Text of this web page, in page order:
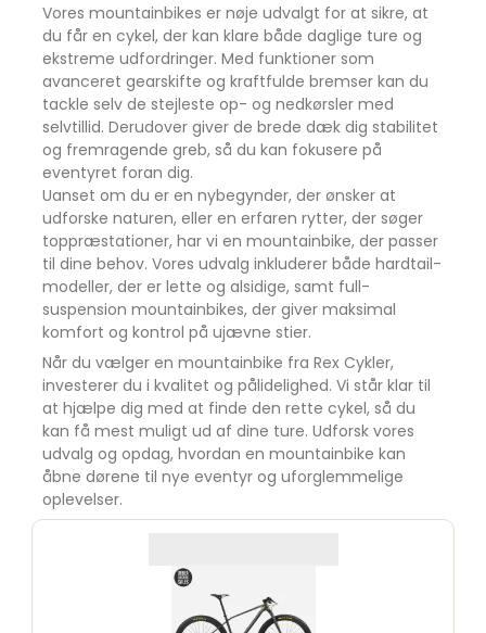
Vores mountainbikes er nøje udvalgt for at sikre, at
du får en cykel, der kan klare både daglige ture og
ekstreme udfordringer. Med funktioner som
avanceret gearskifte og kraftfulde bremser kan du
tackle selv de stejleste op- og nedkørsler med
selvtillid. Derudover giver de brede dæk dig stabilitet
og fremragende greb, så du kan fokusere på
eventyret foran dig.
Uanset om du er en nybegynder, der ønsker at
udforske naturen, eller en erfaren rytter, der søger
toppræstationer, har vi en mountainbike, der passer
til dine behov. Vores udvalg inkluderer både hardtail-
modeller, der er lette og alsidige, samt full-
suspension mountainbikes, der giver maksimal
komfort og kontrol på ujævne stier.
Når du vælger en mountainbike fra Rex Cykler,
investerer du i kvalitet og pålidelighed. Vi står klar til
at hjælpe dig med at finde den rette cykel, så du
kan få mest muligt ud af dine ture. Udforsk vores
udvalg og opdag, hvordan en mountainbike kan
åbne dørene til nye eventyr og uforglemmelige
oplevelser.